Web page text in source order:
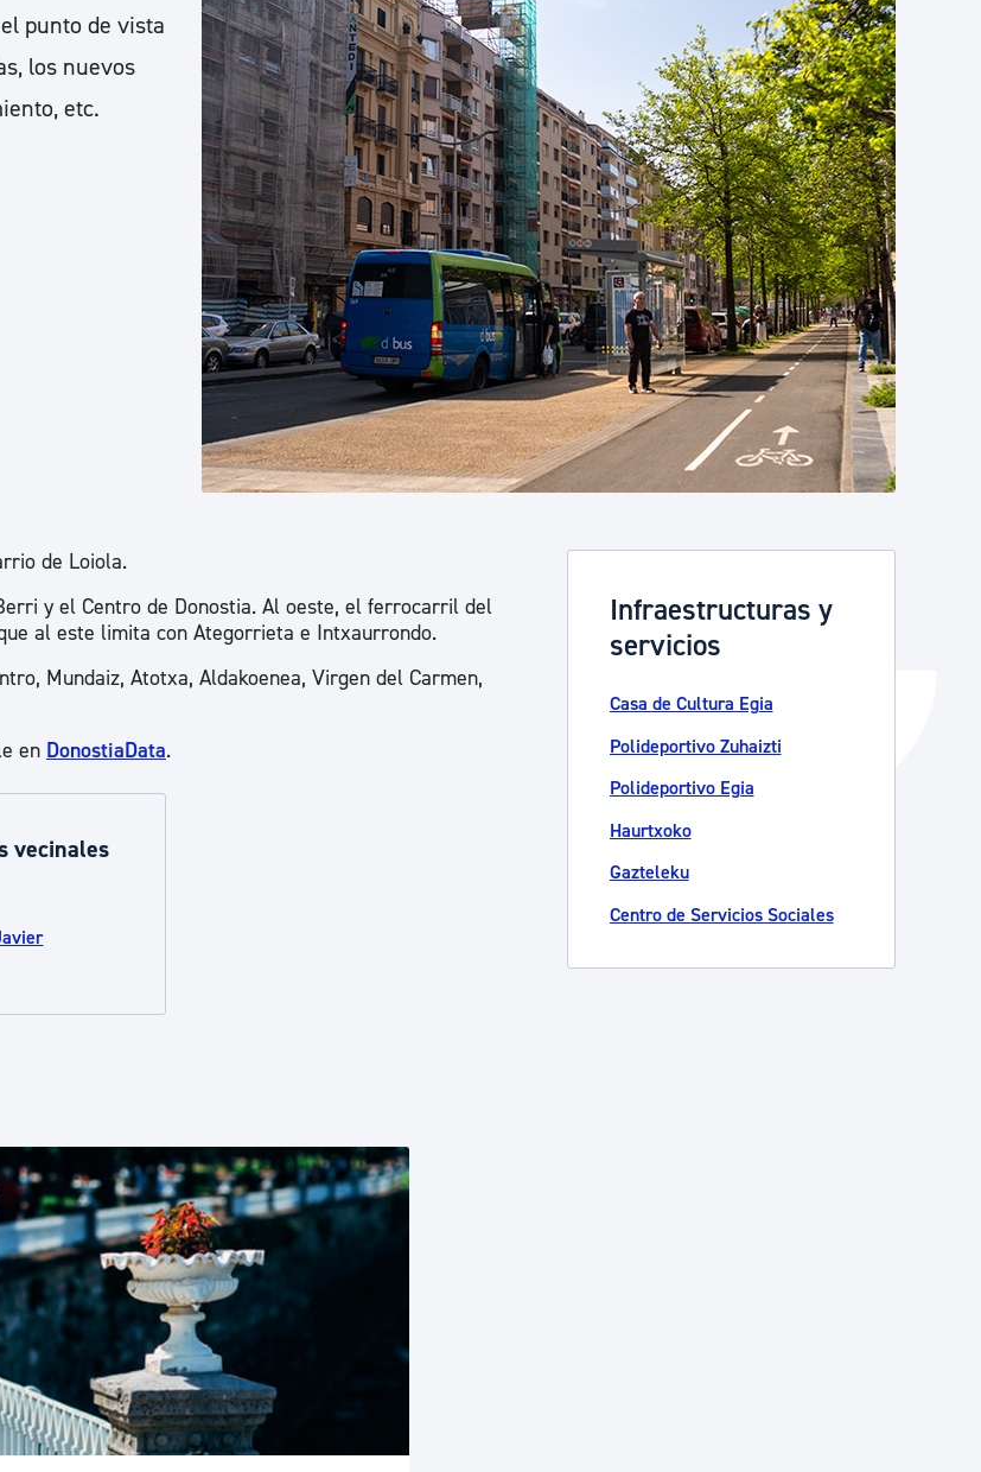
Cultura
Turismo
Administración municipal
Tablón de anuncios oficiales
Calendario fiscal
Portal de transparencia
Catálogo de trámites
Ayuda a la tramitación
punto de vista
los nuevos
etc.
de Loiola.
y el Centro de Donostia. Al oeste, el ferrocarril del
al este limita con Ategorrieta e Intxaurrondo.
Mundaiz, Atotxa, Aldakoenea, Virgen del Carmen,
en DonostiaData.
vecinales
Infraestructuras y
servicios
Casa de Cultura Egia
Polideportivo Zuhaizti
Polideportivo Egia
Haurtxoko
Gazteleku
Centro de Servicios Sociales